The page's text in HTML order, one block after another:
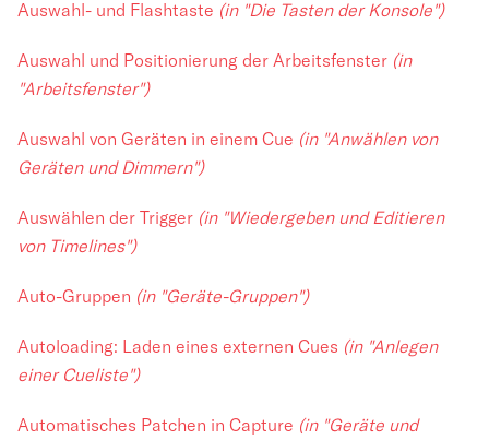
Auswahl- und Flashtaste (in "Die Tasten der Konsole")
Auswahl und Positionierung der Arbeitsfenster (in
"Arbeitsfenster")
Auswahl von Geräten in einem Cue (in "Anwählen von
Geräten und Dimmern")
Auswählen der Trigger (in "Wiedergeben und Editieren
von Timelines")
Auto-Gruppen (in "Geräte-Gruppen")
Autoloading: Laden eines externen Cues (in "Anlegen
einer Cueliste")
Automatisches Patchen in Capture (in "Geräte und